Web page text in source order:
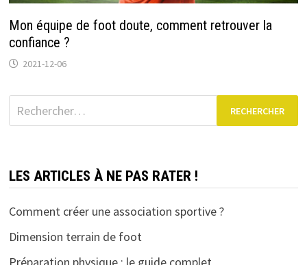
Mon équipe de foot doute, comment retrouver la
confiance ?
2021-12-06
Rechercher :
LES ARTICLES À NE PAS RATER !
Comment créer une association sportive ?
Dimension terrain de foot